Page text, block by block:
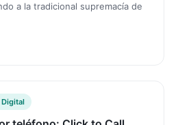
a la tradicional supremacía de